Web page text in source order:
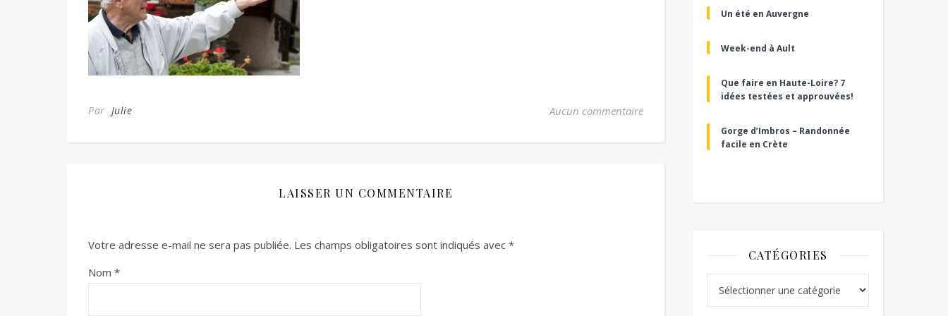
Par Julie Aucun commentaire
LAISSER UN COMMENTAIRE
Votre adresse e-mail ne sera pas publiée. Les champs obligatoires sont indiqués avec *
Nom *
Un été en Auvergne
Week-end à Ault
Que faire en Haute-Loire? 7
idées testées et approuvées!
Gorge d’Imbros – Randonnée
facile en Crète
CATÉGORIES